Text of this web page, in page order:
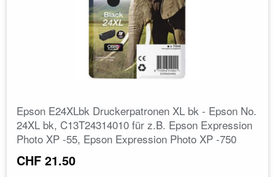
Epson E24XLbk Druckerpatronen XL bk - Epson No.
24XL bk, C13T24314010 für z.B. Epson Expression
Photo XP -55, Epson Expression Photo XP -750
CHF 21.50